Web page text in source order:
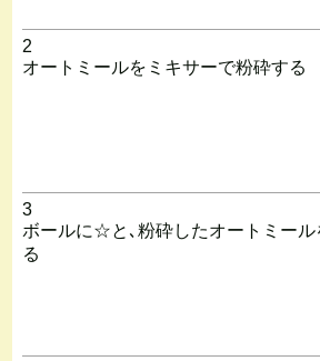
2
オートミールをミキサーで粉砕する
3
ボールに☆と､粉砕したオートミール
る